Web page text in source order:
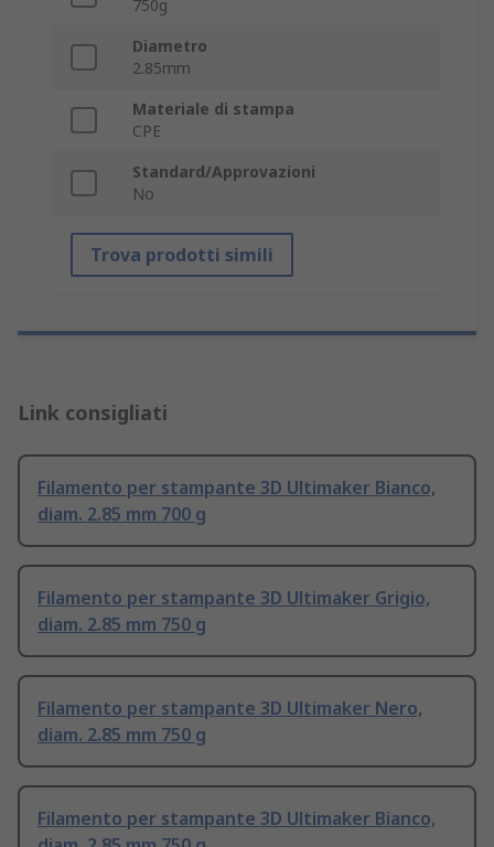
750g
Diametro
2.85mm
Materiale di stampa
CPE
Standard/Approvazioni
No
Trova prodotti simili
Link consigliati
Filamento per stampante 3D Ultimaker Bianco,
diam. 2.85 mm 700 g
Filamento per stampante 3D Ultimaker Grigio,
diam. 2.85 mm 750 g
Filamento per stampante 3D Ultimaker Nero,
diam. 2.85 mm 750 g
Filamento per stampante 3D Ultimaker Bianco,